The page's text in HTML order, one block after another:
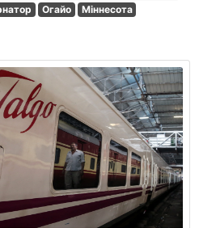
Огайо Міннесота